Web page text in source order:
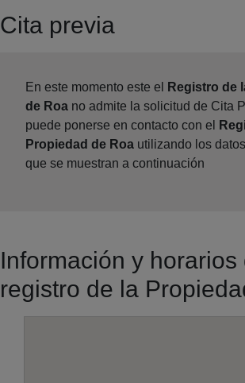
Cita previa
En este momento este el
Registro de
de Roa no admite la solicitud de Cita
puede ponerse en contacto con el
Propiedad de Roa utilizando los
que se muestran a continuación
Información y horarios
registro de la